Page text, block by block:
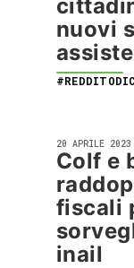
nuovi
20 APRILE 2023
Colf e
fiscali
inail